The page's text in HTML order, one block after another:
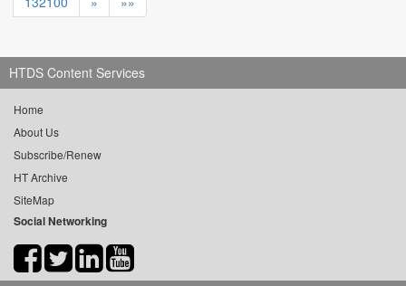
HTDS Content Services
Home
About Us
Subscribe/Renew
HT Archive
SiteMap
Social Networking